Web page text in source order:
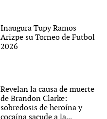
Inaugura Tupy Ramos
Arizpe su Torneo de Futbol
2026
Revelan la causa de muerte
de Brandon Clarke:
sobredosis de heroína y